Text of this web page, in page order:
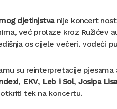
djetinjstvanije koncert
već prolaze kroz Ružićev
os cijele večeri, vodeći
su reinterpretacije
, EKV, Leb i Sol,Josipa
tek na koncertu.